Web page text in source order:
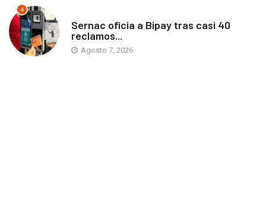
4
Sernac oficia a Bipay tras casi 40
reclamos...
Agosto 7, 2026